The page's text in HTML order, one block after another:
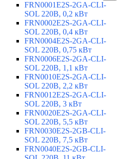
FRN0001E2S-2GA-CLI-
SOL 220В, 0,2 кВт
FRN0002E2S-2GA-CLI-
SOL 220В, 0,4 кВт
FRN0004E2S-2GA-CLI-
SOL 220В, 0,75 кВт
FRN0006E2S-2GA-CLI-
SOL 220В, 1,1 кВт
FRN0010E2S-2GA-CLI-
SOL 220В, 2,2 кВт
FRN0012E2S-2GA-CLI-
SOL 220В, 3 кВт
FRN0020E2S-2GA-CLI-
SOL 220В, 5,5 кВт
FRN0030E2S-2GB-CLI-
SOL 220В, 7,5 кВт
FRN0040E2S-2GB-CLI-